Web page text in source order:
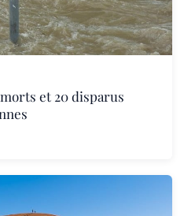
et 20 disparus